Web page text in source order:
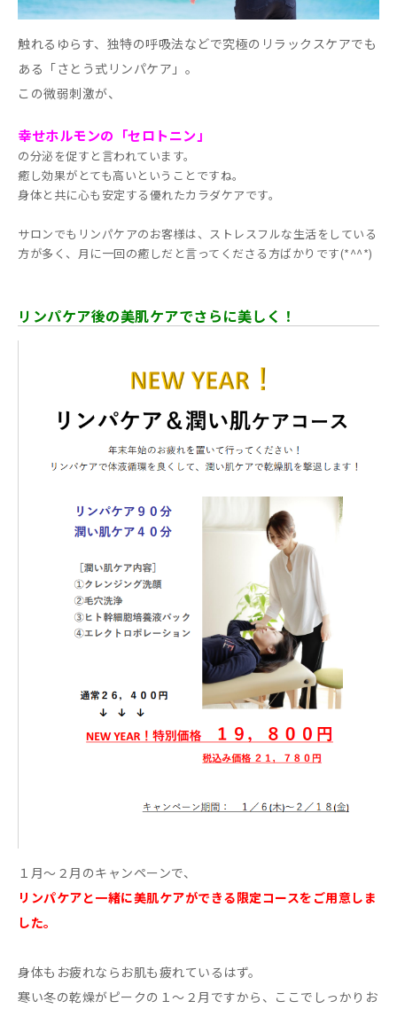
触れるゆらす、独特の呼吸法などで究極のリラックスケアでも
ある「さとう式リンパケア」。
この微弱刺激が、
幸せホルモンの「セロトニン」
の分泌を促すと言われています。
癒し効果がとても高いということですね。
身体と共に心も安定する優れたカラダケアです。
サロンでもリンパケアのお客様は、ストレスフルな生活をしている
方が多く、月に一回の癒しだと言ってくださる方ばかりです(*^^*)
リンパケア後の美肌ケアでさらに美しく！
１月～２月のキャンペーンで、
リンパケアと一緒に美肌ケアができる限定コースをご用意しま
した。
身体もお疲れならお肌も疲れているはず。
寒い冬の乾燥がピークの１～２月ですから、ここでしっかりお